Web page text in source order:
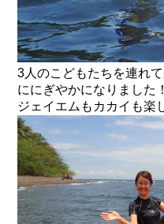
3人のこどもたちを連れ
ににぎやかになりました！
ジェイエムもカカイも楽